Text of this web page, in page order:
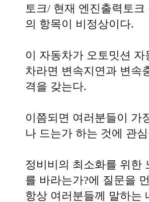
토크/ 현재 엔진출력토크
의 항목이 비정상이다.
이 자동차가 오토밋션 자
차라면 변속지연과 변속
격을 갖는다.
이쯤되면 여러분들이 가
나 드는가 하는 것에 관
정비비의 최소화를 위한
를 바라는가?에 질문을
항상 여러분들께 말하는